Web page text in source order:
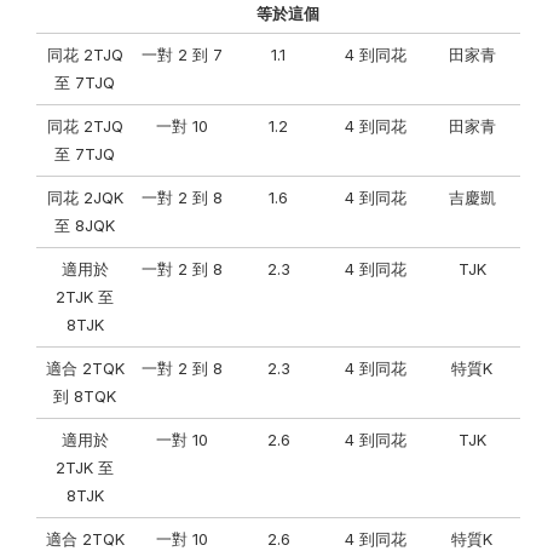
等於這個
同花 2TJQ
至 7TJQ
一對 2 到 7 1.1 4 到同花 田家青
同花 2TJQ
至 7TJQ
一對 10 1.2 4 到同花 田家青
同花 2JQK
至 8JQK
一對 2 到 8 1.6 4 到同花 吉慶凱
適用於
2TJK 至
8TJK
一對 2 到 8 2.3 4 到同花 TJK
適合 2TQK
到 8TQK
一對 2 到 8 2.3 4 到同花 特質K
適用於
2TJK 至
8TJK
一對 10 2.6 4 到同花 TJK
適合 2TQK
一對 10 2.6 4 到同花 特質K